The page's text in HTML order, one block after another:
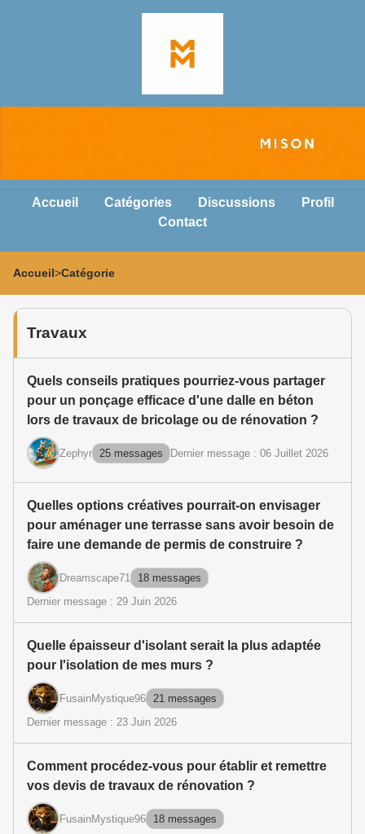
Accueil Catégories Discussions
Profil
Contact
Accueil>Catégorie
Travaux
Quels conseils pratiques pourriez-vous partager
pour un ponçage efficace d'une dalle en béton
lors de travaux de bricolage ou de rénovation ?
Zephyr 25 messages Dernier message : 06 Juillet 2026
Quelles options créatives pourrait-on envisager
pour aménager une terrasse sans avoir besoin de
faire une demande de permis de construire ?
Dreamscape71
18 messages
Dernier message : 29 Juin 2026
Quelle épaisseur d'isolant serait la plus adaptée
pour l'isolation de mes murs ?
FusainMystique96
21 messages
Dernier message : 23 Juin 2026
Comment procédez-vous pour établir et remettre
vos devis de travaux de rénovation ?
FusainMystique96
18 messages